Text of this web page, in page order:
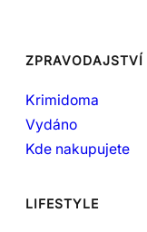
ZPRAVODAJSTVÍ
Krimidoma
Vydáno
Kde nakupujete
LIFESTYLE